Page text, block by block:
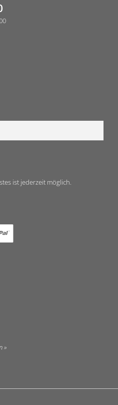
ist jederzeit möglich.